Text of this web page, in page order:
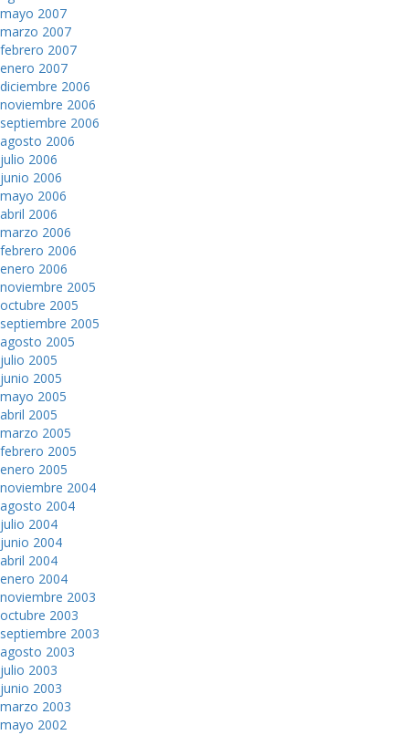
mayo 2007
marzo 2007
febrero 2007
enero 2007
diciembre 2006
noviembre 2006
septiembre 2006
agosto 2006
julio 2006
junio 2006
mayo 2006
abril 2006
marzo 2006
febrero 2006
enero 2006
noviembre 2005
octubre 2005
septiembre 2005
agosto 2005
julio 2005
junio 2005
mayo 2005
abril 2005
marzo 2005
febrero 2005
enero 2005
noviembre 2004
agosto 2004
julio 2004
junio 2004
abril 2004
enero 2004
noviembre 2003
octubre 2003
septiembre 2003
agosto 2003
julio 2003
junio 2003
marzo 2003
mayo 2002